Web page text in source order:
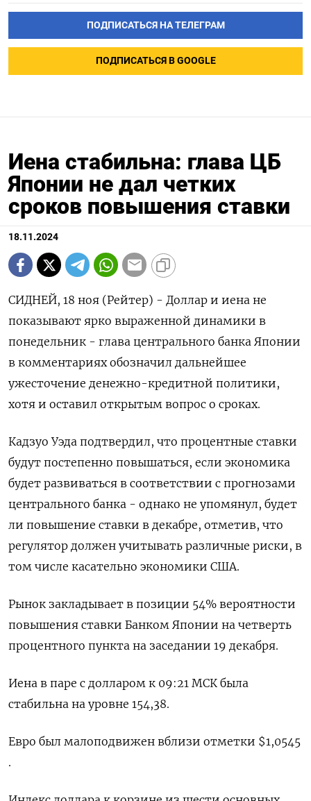
ПОДПИСАТЬСЯ НА ТЕЛЕГРАМ
ПОДПИСАТЬСЯ В GOOGLE
Иена стабильна: глава ЦБ
Японии не дал четких
сроков повышения ставки
18.11.2024
СИДНЕЙ, 18 ноя (Рейтер) - Доллар и иена не
показывают ярко выраженной динамики в
понедельник - глава центрального банка Японии
в комментариях обозначил дальнейшее
ужесточение денежно-кредитной политики,
хотя и оставил открытым вопрос о сроках.
Кадзуо Уэда подтвердил, что процентные ставки
будут постепенно повышаться, если экономика
будет развиваться в соответствии с прогнозами
центрального банка - однако не упомянул, будет
ли повышение ставки в декабре, отметив, что
регулятор должен учитывать различные риски, в
том числе касательно экономики США.
Рынок закладывает в позиции 54% вероятности
повышения ставки Банком Японии на четверть
процентного пункта на заседании 19 декабря.
Иена в паре с долларом к 09:21 МСК была
стабильна на уровне 154,38.
Евро был малоподвижен вблизи отметки $1,0545​
.